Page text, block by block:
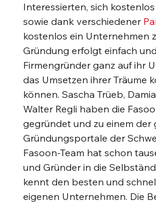
Interessierten, sich
sowie dank verschiedener
kostenlos ein Unternehmen
Gründung erfolgt einfach
Firmengründer ganz auf ihr
das Umsetzen ihrer Träume
können. Sascha Trüeb,
Walter Regli haben die
gegründet und zu einem der
Gründungsportale der
Fasoon-Team hat schon
und Gründer in die
kennt den besten und
eigenen Unternehmen. Die